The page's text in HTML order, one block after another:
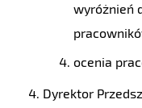
wyróżnień
ocenia
Dyrektor